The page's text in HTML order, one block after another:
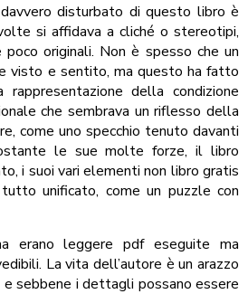
davvero disturbato di questo libro è
si affidava a cliché o stereotipi,
poco originali. Non è spesso che un
visto e sentito, ma questo ha fatto
della condizione
che sembrava un riflesso della
come uno specchio tenuto davanti
le sue molte forze, il libro
i suoi vari elementi non libro gratis
unificato, come un puzzle con
erano leggere pdf eseguite ma
La vita dell’autore è un arazzo
sebbene i dettagli possano essere